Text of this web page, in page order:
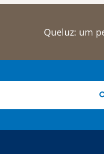
Queluz: um